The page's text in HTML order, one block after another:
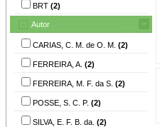
BRT (2)
Autor
CARIAS, C. M. de O. M. (2)
FERREIRA, A. (2)
FERREIRA, M. F. da S. (2)
POSSE, S. C. P. (2)
SILVA, E. F. B. da. (2)